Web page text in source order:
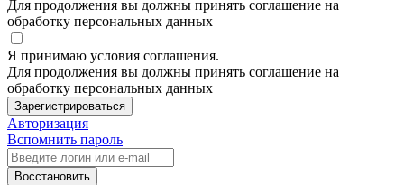
Для продолжения вы должны принять соглашение на
обработку персональных данных
Я принимаю условия соглашения.
Для продолжения вы должны принять соглашение на
обработку персональных данных
Зарегистрироваться
Авторизация
Вспомнить пароль
Восстановить